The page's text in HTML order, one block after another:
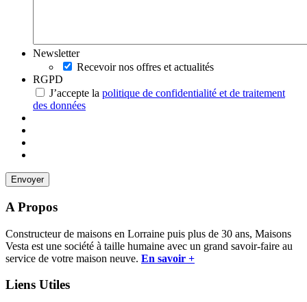
Newsletter
Recevoir nos offres et actualités
RGPD
J’accepte la politique de confidentialité et de traitement
des données
A Propos
Constructeur de maisons en Lorraine puis plus de 30 ans, Maisons
Vesta est une société à taille humaine avec un grand savoir-faire au
service de votre maison neuve. En savoir +
Liens Utiles